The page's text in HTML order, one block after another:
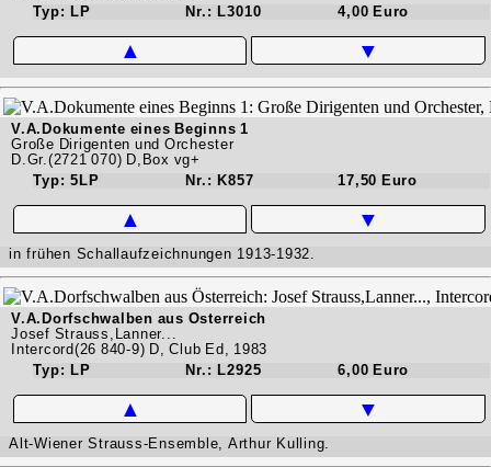
Typ: LP
Nr.: L3010 4,00 Euro
▲ ▼
V.A.Dokumente eines Beginns 1
Große Dirigenten und Orchester
D.Gr.(2721 070) D,Box vg+
Typ: 5LP
Nr.: K857 17,50 Euro
▲ ▼
in frühen Schallaufzeichnungen 1913-1932.
V.A.Dorfschwalben aus Österreich
Josef Strauss,Lanner...
Intercord(26 840-9) D, Club Ed, 1983
Typ: LP
Nr.: L2925 6,00 Euro
▲ ▼
Alt-Wiener Strauss-Ensemble, Arthur Kulling.